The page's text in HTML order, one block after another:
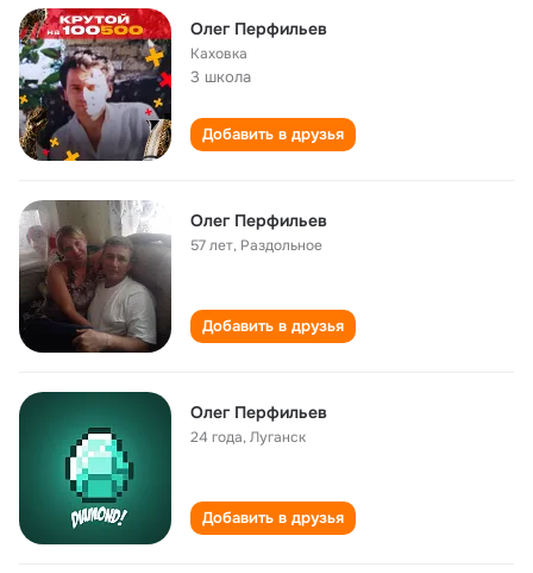
Олег Перфильев
Каховка
3 школа
Добавить в друзья
Олег Перфильев
57 лет, Раздольное
Добавить в друзья
Олег Перфильев
24 года,Луганск
Добавить в друзья